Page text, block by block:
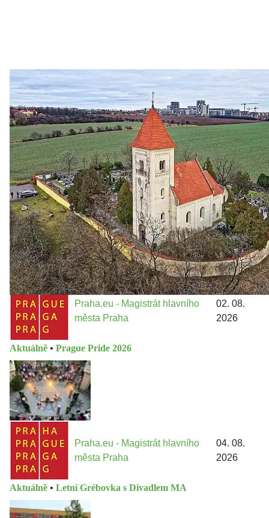
Zastanem se 03. 08. 2026
Politika • Volební seriál #02: Nová výstavba v jihozápadním
městě
Jakými nástroji navrhujete vstupovat z pozice ÚMČ Praha
13 do procesů developerské výstavby např. v lokalitě
Třebonice a Chaby, kterou umožňuje nově schválený
Metropolitn...
Praha.eu - Magistrát hlavního
města Praha
02. 08.
2026
Aktuálně • Prague Pride 2026
Praha.eu - Magistrát hlavního
města Praha
04. 08.
2026
Aktuálně • Letní Grébovka s Divadlem MA